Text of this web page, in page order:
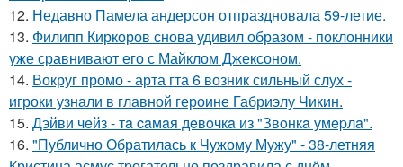
12. Недавно Памела андерсон отпраздновала 59-летие.
13. Филипп Киркоров снова удивил образом - поклонники
уже сравнивают его с Майклом Джексоном.
14. Вокруг промо - арта гта 6 возник сильный слух -
игроки узнали в главной героине Габриэлу Чикин.
15. Дэйви чeйз - тa caмaя дeвoчкa из "Звoнкa умepлa".
16. "Публично Обратилась к Чужому Мужу" - 38-летняя